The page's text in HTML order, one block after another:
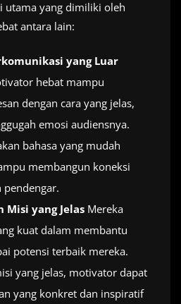
utama yang dimiliki oleh
antara lain:
yang Luar
hebat mampu
dengan cara yang jelas,
emosi audiensnya.
bahasa yang mudah
membangun koneksi
pendengar.
yang Jelas Mereka
kuat dalam membantu
potensi terbaik mereka.
yang jelas, motivator dapat
yang konkret dan inspiratif